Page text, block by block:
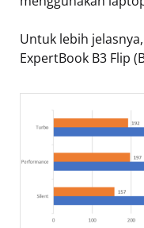
Untuk lebih
ExpertBook B3 Flip